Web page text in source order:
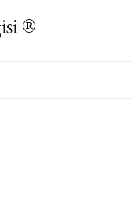
®